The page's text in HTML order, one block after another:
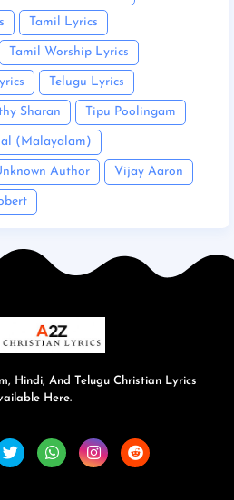
Tamil Lyrics
Tamil Worship Lyrics
Telugu Lyrics
Sharan Tipu Poolingam
(Malayalam)
Author Vijay Aaron
Hindi, And Telugu Christian Lyrics
Here.